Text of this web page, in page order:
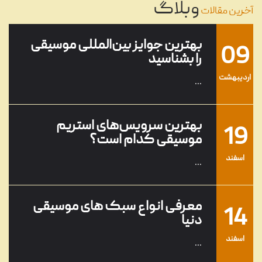
آخرین مقالاتوبلاگ
09
ارديبهشت
بهترین جوایز بین‌المللی موسیقی
را بشناسید
...
19
اسفند
بهترین سرویس‌های استریم
موسیقی کدام است؟
...
14
اسفند
معرفی انواع سبک های موسیقی
دنیا
...